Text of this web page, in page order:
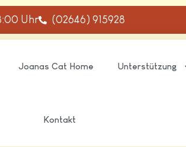
Uhr (02646) 915928
Joanas Cat Home Unterstützung
Kontakt